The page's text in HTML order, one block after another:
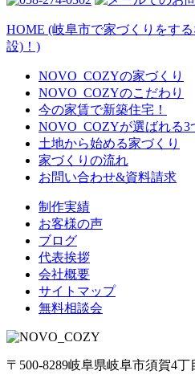
HOME (岐阜市で家づくりをす
設)！)
NOVO_COZYの家づくり
NOVO_COZYのこだわり
今の家賃で新築住宅！
NOVO_COZYが選ばれる3
土地から始める家づくり
家づくりの流れ
お問い合わせ&資料請求
制作実績
お客様の声
ブログ
代表挨拶
会社概要
サイトマップ
無料相談会
〒500-8289岐阜県岐阜市須賀4丁